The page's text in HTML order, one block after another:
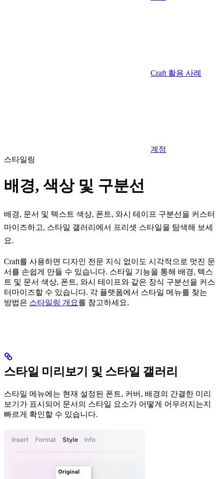
Craft 활용 사례
계정
스타일링
배경, 색상 및 구분선
배경, 문서 및 텍스트 색상, 폰트, 와시 테이프 구분선을 커스터
마이즈하고, 스타일 갤러리에서 프리셋 스타일을 탐색해 보세
요.
Craft를 사용하면 디자인 전문 지식 없이도 시각적으로 멋진 문
서를 손쉽게 만들 수 있습니다. 스타일 기능을 통해 배경, 텍스
트 및 문서 색상, 폰트, 와시 테이프와 같은 장식 구분선을 커스
터마이즈할 수 있습니다. 각 플랫폼에서 스타일 메뉴를 찾는
방법은 스타일링 개요를 참고하세요.
스타일 미리보기 및 스타일 갤러리
스타일 메뉴에는 현재 설정된 폰트, 커버, 배경의 간결한 미리
보기가 표시되어 문서의 스타일 요소가 어떻게 어우러지는지
빠르게 확인할 수 있습니다.